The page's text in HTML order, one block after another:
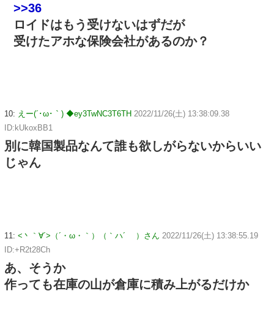
>>36
ロイドはもう受けないはずだが
受けたアホな保険会社があるのか？
10: えー(´･ω･｀) ◆ey3TwNC3T6TH 2022/11/26(土) 13:38:09.38
ID:kUkoxBB1
別に韓国製品なんて誰も欲しがらないからいい
じゃん
11: <丶｀∀´>（´・ω・｀）（｀ハ´ ）さん 2022/11/26(土) 13:38:55.19
ID:+R2t28Ch
あ、そうか
作っても在庫の山が倉庫に積み上がるだけか